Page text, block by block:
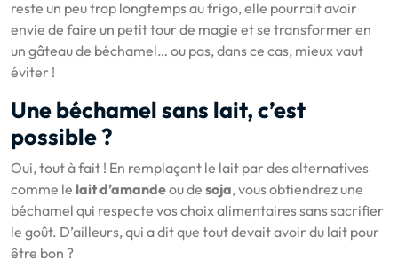
reste un peu trop longtemps au frigo, elle pourrait avoir
envie de faire un petit tour de magie et se transformer en
un gâteau de béchamel… ou pas, dans ce cas, mieux vaut
éviter !
Une béchamel sans lait, c’est
possible ?
Oui, tout à fait ! En remplaçant le lait par des alternatives
comme le lait d’amandeou de soja, vous obtiendrez une
béchamel qui respecte vos choix alimentaires sans sacrifier
le goût. D’ailleurs, qui a dit que tout devait avoir du lait pour
être bon ?